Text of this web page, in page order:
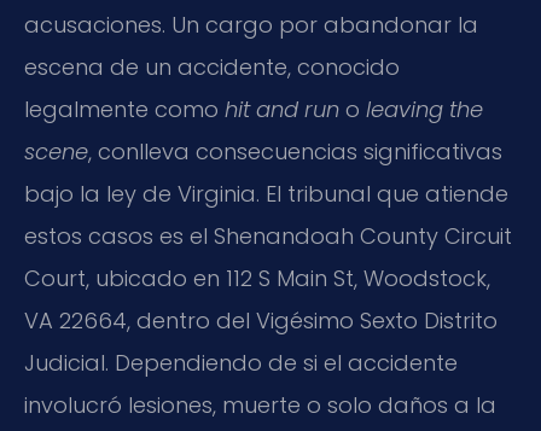
acusaciones. Un cargo por abandonar la
escena de un accidente, conocido
legalmente como hit and run o leaving the
scene, conlleva consecuencias significativas
bajo la ley de Virginia. El tribunal que atiende
estos casos es el Shenandoah County Circuit
Court, ubicado en 112 S Main St, Woodstock,
VA 22664, dentro del Vigésimo Sexto Distrito
Judicial. Dependiendo de si el accidente
involucró lesiones, muerte o solo daños a la